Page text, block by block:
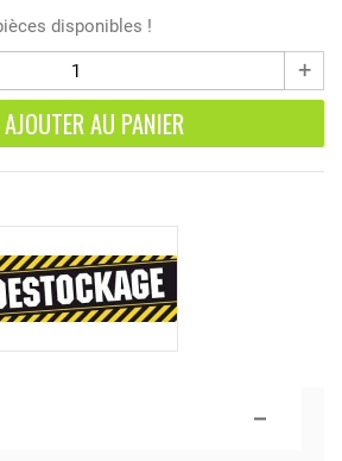
disponibles !
+
AJOUTER AU PANIER